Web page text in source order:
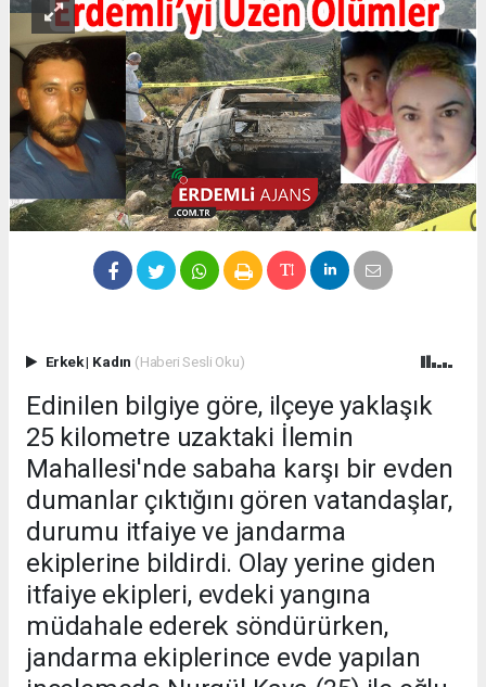
Erkek| Kadın (Haberi Sesli Oku)
Edinilen bilgiye göre, ilçeye yaklaşık
25 kilometre uzaktaki İlemin
Mahallesi'nde sabaha karşı bir evden
dumanlar çıktığını gören vatandaşlar,
durumu itfaiye ve jandarma
ekiplerine bildirdi. Olay yerine giden
itfaiye ekipleri, evdeki yangına
müdahale ederek söndürürken,
jandarma ekiplerince evde yapılan